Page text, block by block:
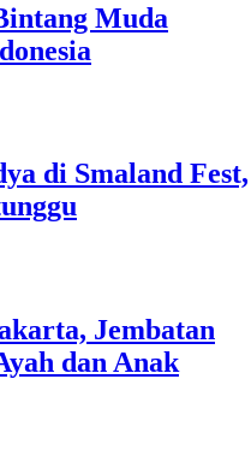
Muda
di Smaland Fest,
Jembatan
dan Anak